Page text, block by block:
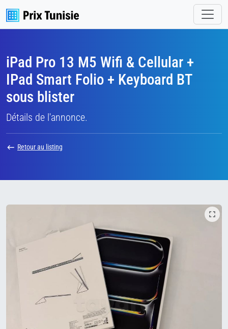
iPad Pro 13 M5 Wifi & Cellular +
IPad Smart Folio + Keyboard BT
sous blister
Détails de l'annonce.
Retour au listing